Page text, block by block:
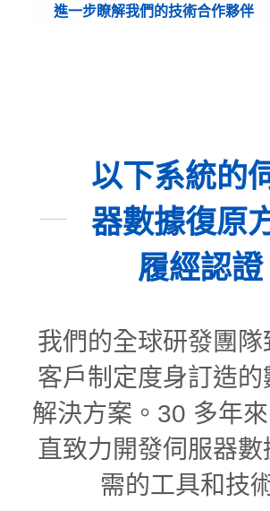
進一步瞭解我們的技術合作夥伴
以下系統的
器數據復原
履經認證
我們的全球研發團隊
客戶制定度身訂造的
解決方案。30 多年
直致力開發伺服器數
需的工具和技